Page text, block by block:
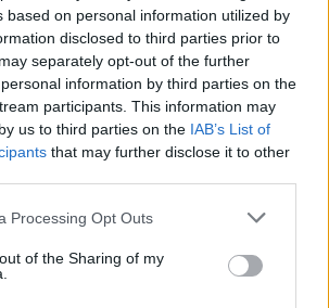
based on personal information utilized by
disclosed to third parties prior to
separately opt-out of the further
information by third parties on the
participants. This information may
us to third parties on the IAB’s List of
that may further disclose it to other
Processing Opt Outs
of the Sharing of my
és Csíkszeredában is védő
trenddel: a Sepsi OSK és az FK
a sorból a Szuperligában